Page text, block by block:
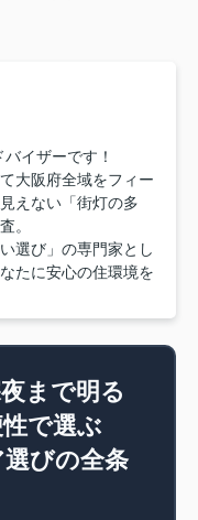
イザーです！
大阪府全域をフィー
えない「街灯の多
。
選び」の専門家とし
たに安心の住環境を
まで明る
で選ぶ
選びの全条